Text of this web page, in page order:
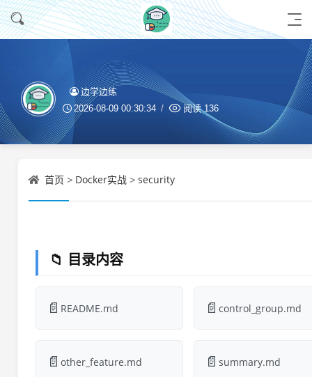
边学边练
2026-08-09 00:30:34 阅读136
首页 > Docker实战 > security
📁 目录内容
📄 README.md 📄 control_group.md
📄 other_feature.md 📄 summary.md